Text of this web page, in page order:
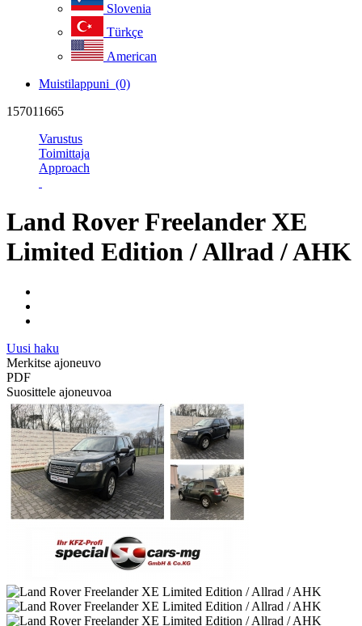
Slovenia
Türkçe
American
Muistilappuni (0)
157011665
Varustus
Toimittaja
Approach
Land Rover Freelander XE
Limited Edition / Allrad / AHK
Uusi haku
Merkitse ajoneuvo
PDF
Suosittele ajoneuvoa